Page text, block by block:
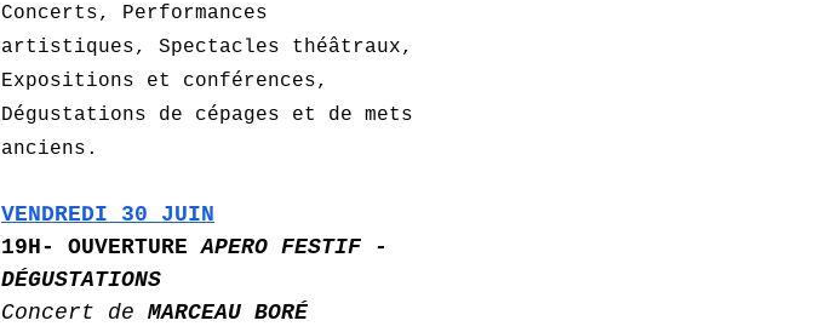
Concerts, Performances
artistiques, Spectacles théâtraux,
Expositions et conférences,
Dégustations de cépages et de mets
anciens.
VENDREDI 30 JUIN
19H- OUVERTURE APERO FESTIF -
DÉGUSTATIONS
Concert de MARCEAU BORÉ